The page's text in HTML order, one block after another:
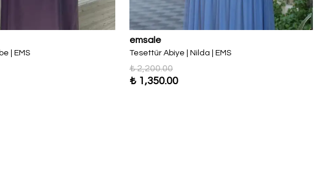
| EMS
emsale
Tesettür Abiye | Nilda | EMS
₺ 2,200.00
₺ 1,350.00